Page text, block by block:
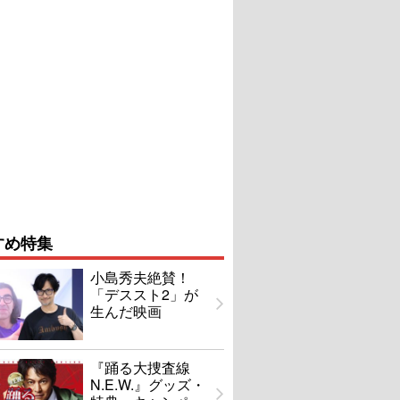
特集
小島秀夫絶賛！
「デススト2」が
生んだ映画
『踊る大捜査線
N.E.W.』グッズ・